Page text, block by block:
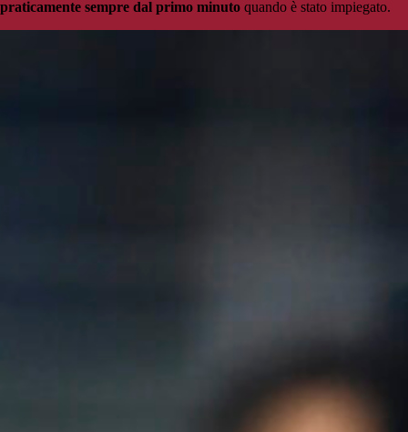
praticamente sempre dal primo minuto quando è stato impiegato.